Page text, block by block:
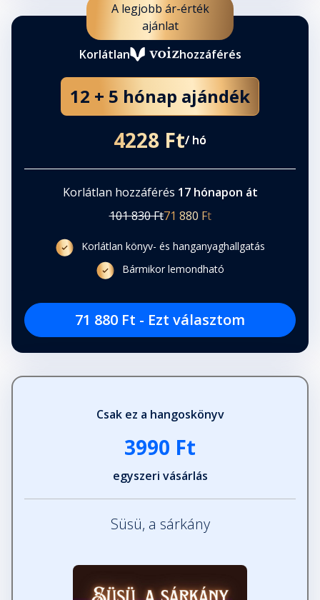
A legjobb ár-érték
ajánlat
Korlátlan
hozzáférés
12 + 5 hónap ajándék
4228 Ft/ hó
Korlátlan hozzáférés 17 hónapon át
101 830 Ft71 880 Ft
Korlátlan könyv- és hanganyaghallgatás
Bármikor lemondható
71 880 Ft - Ezt választom
Csak ez a hangoskönyv
3990 Ft
egyszeri vásárlás
Süsü, a sárkány